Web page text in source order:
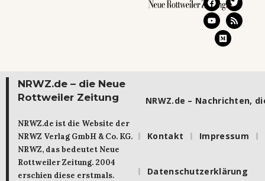
NRWZ.de – die Neue
Rottweiler Zeitung
NRWZ.de ist die Website der
NRWZ Verlag GmbH & Co. KG.
NRWZ, das bedeutet Neue
Rottweiler Zeitung. 2004
erschien diese erstmals.
NRWZ.de – Nachrichten,
Kontakt Impressum
Datenschutzerklärung